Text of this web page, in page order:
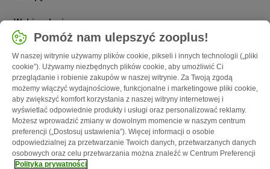
Wybierz kraj
Polska / PL
Follow zooplus
Pomóż nam ulepszyć zooplus!
W naszej witrynie używamy plików cookie, pikseli i innych technologii („pliki
cookie”). Używamy niezbędnych plików cookie, aby umożliwić Ci
przeglądanie i robienie zakupów w naszej witrynie. Za Twoją zgodą
możemy włączyć wydajnościowe, funkcjonalne i marketingowe pliki cookie,
aby zwiększyć komfort korzystania z naszej witryny internetowej i
wyświetlać odpowiednie produkty i usługi oraz personalizować reklamy.
Możesz wprowadzić zmiany w dowolnym momencie w naszym centrum
preferencji („Dostosuj ustawienia”). Więcej informacji o osobie
odpowiedzialnej za przetwarzanie Twoich danych, przetwarzanych danych
osobowych oraz celu przetwarzania można znaleźć w Centrum Preferencji
Polityka prywatności